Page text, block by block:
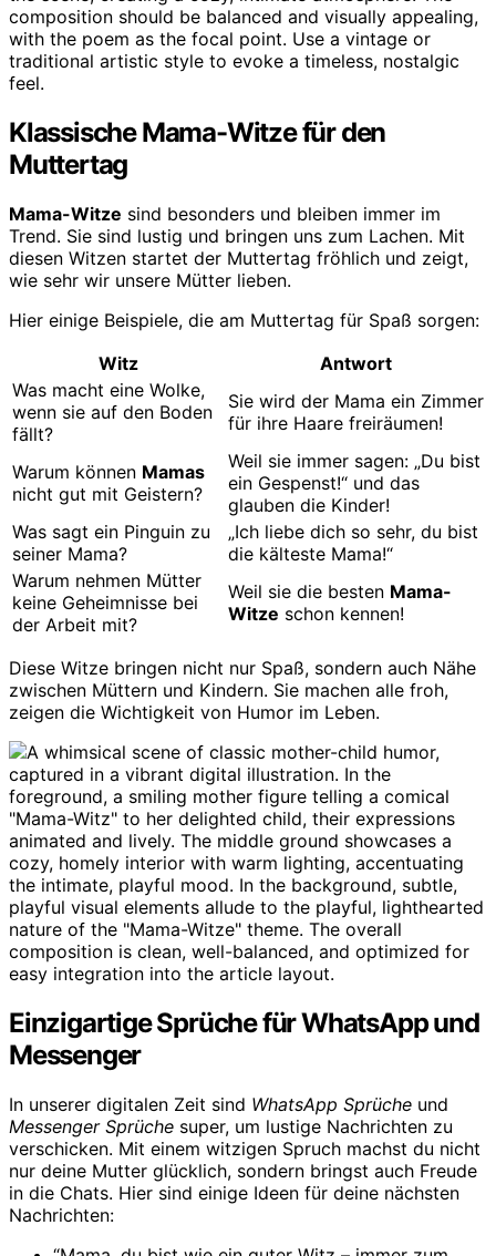
Klassische Mama-Witze für den
Muttertag
Mama-Witze sind besonders und bleiben immer im
Trend. Sie sind lustig und bringen uns zum Lachen. Mit
diesen Witzen startet der Muttertag fröhlich und zeigt,
wie sehr wir unsere Mütter lieben.
Hier einige Beispiele, die am Muttertag für Spaß sorgen:
Witz
Antwort
Was macht eine Wolke,
wenn sie auf den Boden
fällt?
Sie wird der Mama ein Zimmer
für ihre Haare freiräumen!
Warum können Mamas
nicht gut mit Geistern?
Weil sie immer sagen: „Du bist
ein Gespenst!“ und das
glauben die Kinder!
Was sagt ein Pinguin zu
seiner Mama?
„Ich liebe dich so sehr, du bist
die kälteste Mama!“
Warum nehmen Mütter
keine Geheimnisse bei
der Arbeit mit?
Weil sie die besten Mama-
Witze schon kennen!
Diese Witze bringen nicht nur Spaß, sondern auch Nähe
zwischen Müttern und Kindern. Sie machen alle froh,
zeigen die Wichtigkeit von Humor im Leben.
Einzigartige Sprüche für WhatsApp und
Messenger
In unserer digitalen Zeit sind WhatsApp Sprüche und
Messenger Sprüche super, um lustige Nachrichten zu
verschicken. Mit einem witzigen Spruch machst du nicht
nur deine Mutter glücklich, sondern bringst auch Freude
in die Chats. Hier sind einige Ideen für deine nächsten
Nachrichten: